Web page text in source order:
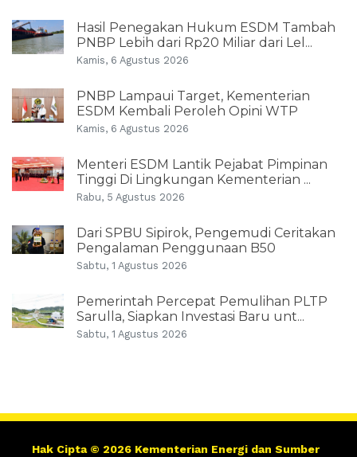
Hasil Penegakan Hukum ESDM Tambah
PNBP Lebih dari Rp20 Miliar dari Lel...
Kamis, 6 Agustus 2026
PNBP Lampaui Target, Kementerian
ESDM Kembali Peroleh Opini WTP
Kamis, 6 Agustus 2026
Menteri ESDM Lantik Pejabat Pimpinan
Tinggi Di Lingkungan Kementerian ...
Rabu, 5 Agustus 2026
Dari SPBU Sipirok, Pengemudi Ceritakan
Pengalaman Penggunaan B50
Sabtu, 1 Agustus 2026
Pemerintah Percepat Pemulihan PLTP
Sarulla, Siapkan Investasi Baru unt...
Sabtu, 1 Agustus 2026
Hak Cipta © 2026 Kementerian Energi dan Sumber